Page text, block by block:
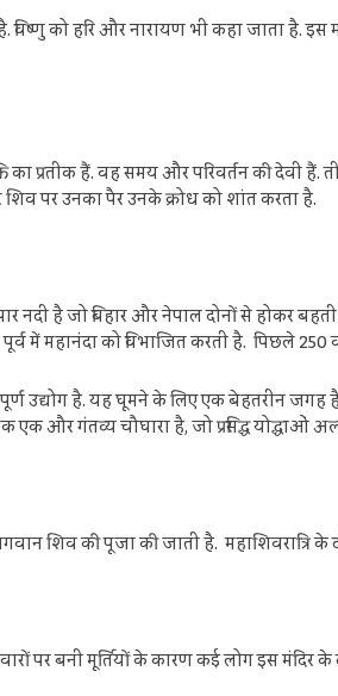
को हरि और नारायण भी कहा जाता है. इस
प्रतीक हैं. वह समय और परिवर्तन की देवी हैं.
पर उनका पैर उनके क्रोध को शांत करता है.
है जो बिहार और नेपाल दोनों से होकर
में महानंदा को विभाजित करती है. पिछले 250
है. यह घूमने के लिए एक बेहतरीन जगह है.
और गंतव्य चौघारा है, जो प्रसिद्ध योद्धाओं
शिव की पूजा की जाती है. महाशिवरात्रि
पर बनी मूर्तियों के कारण कई लोग इस मंदिर